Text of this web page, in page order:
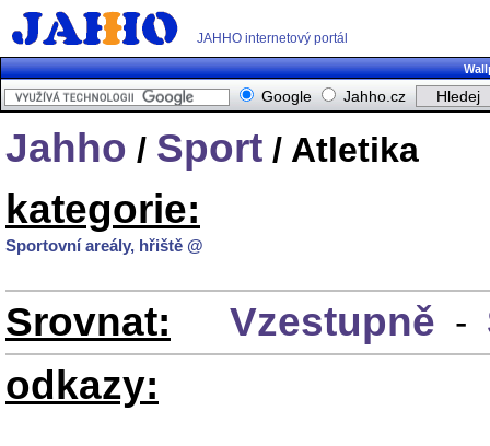
JAHHO internetový portál
Google Jahho.cz
Jahho / Sport / Atletika
kategorie:
Sportovní areály, hřiště @
Srovnat: Vzestupně -
odkazy: